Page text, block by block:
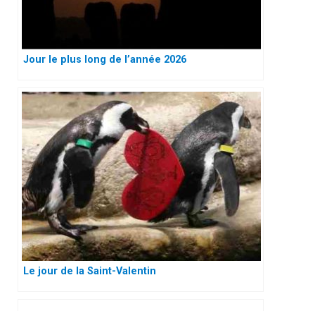
Jour le plus long de l’année 2026
Le jour de la Saint-Valentin